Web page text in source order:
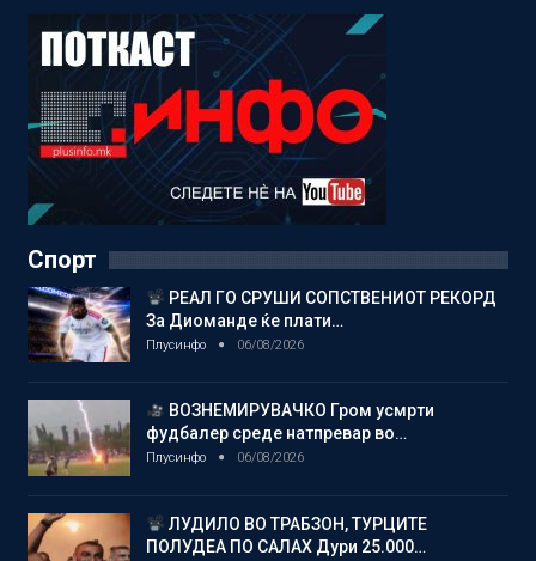
Спорт
РЕАЛ ГО СРУШИ СОПСТВЕНИОТ РЕКОРД
За Диоманде ќе плати…
Плусинфо 06/08/2026
ВОЗНЕМИРУВАЧКО Гром усмрти
фудбалер среде натпревар во…
Плусинфо 06/08/2026
ЛУДИЛО ВО ТРАБЗОН, ТУРЦИТЕ
ПОЛУДЕА ПО САЛАХ Дури 25.000…